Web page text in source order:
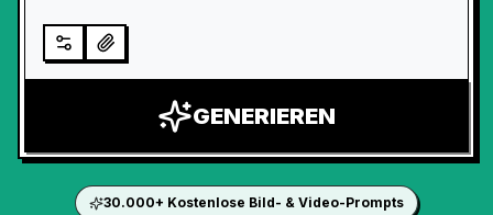
GENERIEREN
30.000+ Kostenlose Bild- & Video-Prompts